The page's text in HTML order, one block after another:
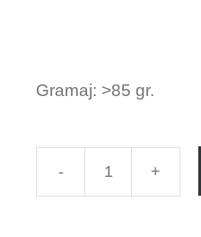
Gramaj: >85 gr.